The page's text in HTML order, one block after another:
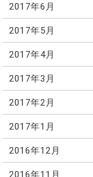
2017年6月
2017年5月
2017年4月
2017年3月
2017年2月
2017年1月
2016年12月
2016年11月